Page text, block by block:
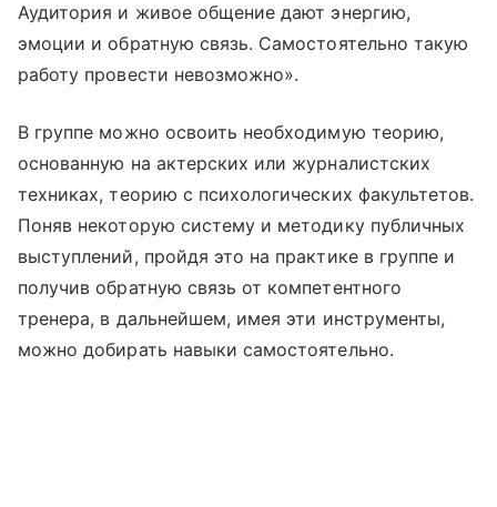
Аудитория и живое общение дают энергию,
эмоции и обратную связь. Самостоятельно такую
работу провести невозможно».
В группе можно освоить необходимую теорию,
основанную на актерских или журналистских
техниках, теорию с психологических факультетов.
Поняв некоторую систему и методику публичных
выступлений, пройдя это на практике в группе и
получив обратную связь от компетентного
тренера, в дальнейшем, имея эти инструменты,
можно добирать навыки самостоятельно.